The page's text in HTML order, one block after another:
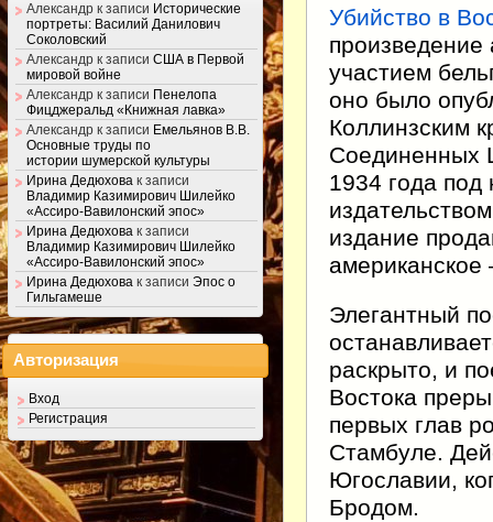
Убийство в
произведение
участием
оно было
Коллинзским
Соединенных
1934 года под
издание
Элегантный
раскрыто, и
Востока
первых глав
Стамбуле.
Югославии,
Бродом.
Александр к записи Исторические
портреты: Василий Данилович
Соколовский
Александр к записи США в Первой
мировой войне
Александр к записи Пенелопа
Фицджеральд «Книжная лавка»
Александр к записи Емельянов В.В.
Основные труды по
истории шумерской культуры
Ирина Дедюхова к записи
Владимир Казимирович Шилейко
«Ассиро-Вавилонский эпос»
Ирина Дедюхова к записи
Владимир Казимирович Шилейко
«Ассиро-Вавилонский эпос»
Ирина Дедюхова к записи Эпос о
Гильгамеше
Авторизация
Вход
Регистрация